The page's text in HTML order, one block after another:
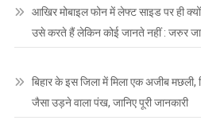
आखिर मोबाइल फोन में लेफ्ट साइड पर ही
उसे करते हैं लेकिन कोई जानते नहीं : जरुर
बिहार के इस जिला में मिला एक अजीब
जैसा उड़ने वाला पंख, जानिए पूरी जानकारी